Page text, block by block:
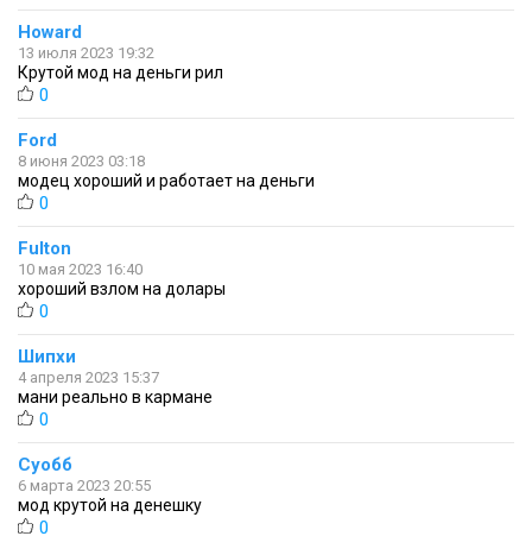
Howard
13 июля 2023 19:32
Крутой мод на деньги рил
0
Ford
8 июня 2023 03:18
модец хороший и работает на деньги
0
Fulton
10 мая 2023 16:40
хороший взлом на долары
0
Шипхи
4 апреля 2023 15:37
мани реально в кармане
0
Суобб
6 марта 2023 20:55
мод крутой на денешку
0